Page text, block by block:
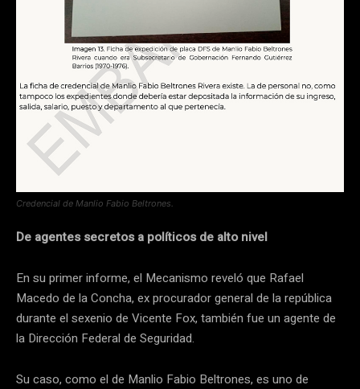
Credencial de Manlio Fabio Beltrones.
De agentes secretos a políticos de alto nivel
En su primer informe, el Mecanismo reveló que Rafael
Macedo de la Concha, ex procurador general de la república
durante el sexenio de Vicente Fox, también fue un agente de
la Dirección Federal de Seguridad.
Su caso, como el de Manlio Fabio Beltrones, es uno de